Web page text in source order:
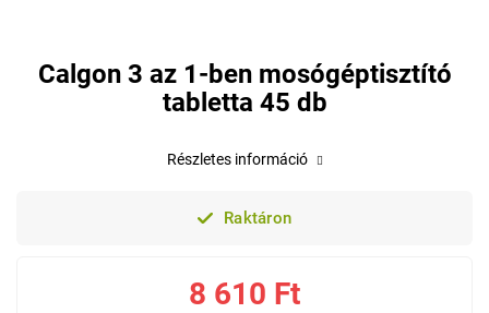
Calgon 3 az 1-ben mosógéptisztító
tabletta 45 db
Raktáron
8 610 Ft
Részletes információ